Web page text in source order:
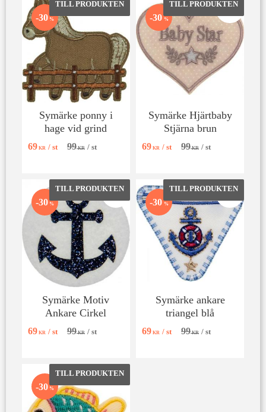
Symärke ponny i
hage vid grind
69KR / st 99KR / st
30 % Lägg till i favoriter
Symärke Hjärtbaby
Stjärna brun
69 KR / st 99KR / st
30 % Lägg till
Symärke Motiv
Ankare Cirkel
69KR / st 99KR / st
30 % Lägg till i favoriter
Symärke ankare
triangel blå
69 KR / st 99KR / st
30 % Lägg till
30 % Lägg till i favoriter